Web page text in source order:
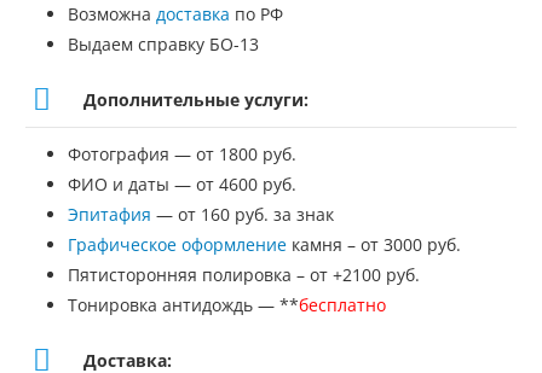
Возможна доставка по РФ
Выдаем справку БО-13
Дополнительные услуги:
Фотография — от 1800 руб.
ФИО и даты — от 4600 руб.
Эпитафия — от 160 руб. за знак
Графическое оформление камня – от 3000 руб.
Пятисторонняя полировка – от +2100 руб.
Тонировка антидождь — **бесплатно
Доставка: